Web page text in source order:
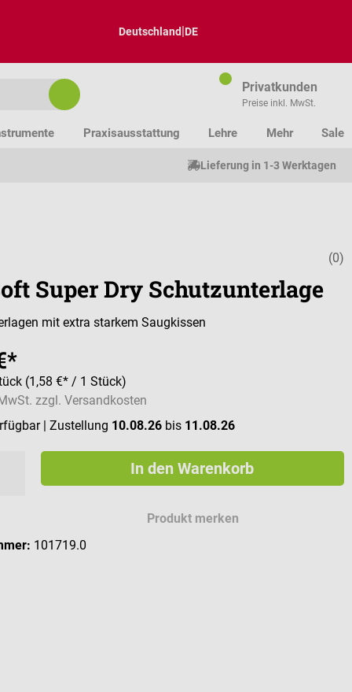
Deutschland|DE
Privatkunden
Preise inkl. MwSt.
Praxisausstattung Lehre Mehr Sale
Lieferung in 1-3 Werktagen
(0)
Super Dry Schutzunterlage
mit extra starkem Saugkissen
(1,58 €* / 1 Stück)
zzgl. Versandkosten
| Zustellung 10.08.26 bis 11.08.26
In den Warenkorb
Produkt merken
101719.0